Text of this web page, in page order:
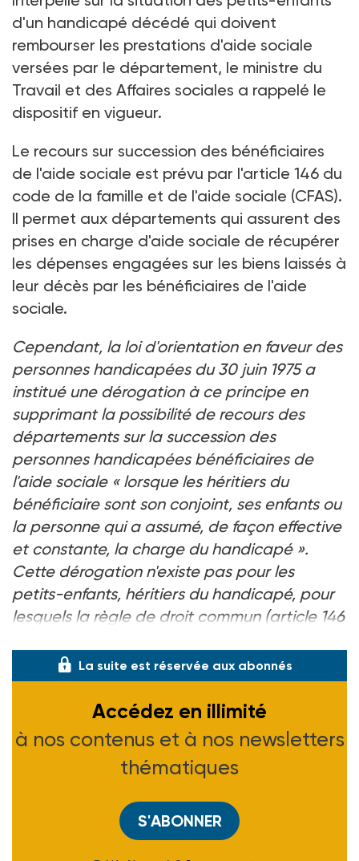
d'un handicapé décédé qui doivent
rembourser les prestations d'aide sociale
versées par le département, le ministre du
Travail et des Affaires sociales a rappelé le
dispositif en vigueur.
Le recours sur succession des bénéficiaires
de l'aide sociale est prévu par l'article 146 du
code de la famille et de l'aide sociale (CFAS).
Il permet aux départements qui assurent des
prises en charge d'aide sociale de récupérer
les dépenses engagées sur les biens laissés à
leur décès par les bénéficiaires de l'aide
sociale.
Cependant, la loi d'orientation en faveur des
personnes handicapées du 30 juin 1975 a
institué une dérogation à ce principe en
supprimant la possibilité de recours des
départements sur la succession des
personnes handicapées bénéficiaires de
l'aide sociale « lorsque les héritiers du
bénéficiaire sont son conjoint, ses enfants ou
la personne qui a assumé, de façon effective
et constante, la charge du handicapé ».
Cette dérogation n'existe pas pour les
petits-enfants, héritiers du handicapé, pour
lesquels la règle de droit commun (article 146
La suite est réservée aux abonnés
Accédez en illimité
à nos contenus et à nos newsletters
thématiques
S'ABONNER